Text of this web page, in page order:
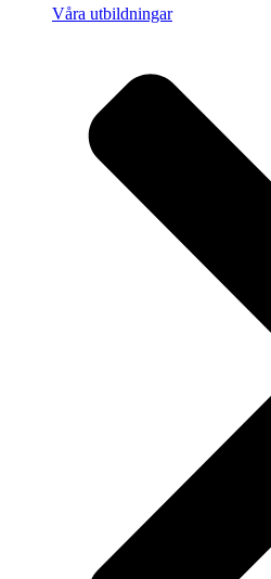
Våra utbildningar